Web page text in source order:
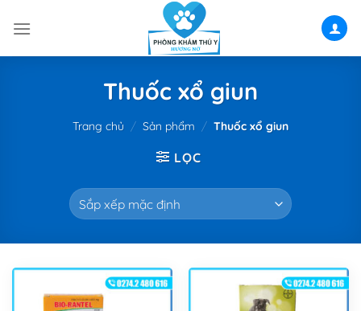
Thuốc xổ giun
Trang chủ / Sản phẩm / Thuốc xổ giun
LỌC